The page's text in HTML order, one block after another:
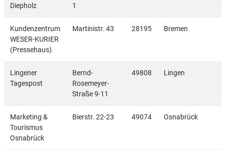
Diepholz
1
Kundenzentrum
WESER-KURIER
(Pressehaus)
Martinistr. 43 28195 Bremen
Lingener
Tagespost
Bernd-
Rosemeyer-
Straße 9-11
49808 Lingen
Marketing &
Tourismus
Osnabrück
Bierstr. 22-23 49074 Osnabrück